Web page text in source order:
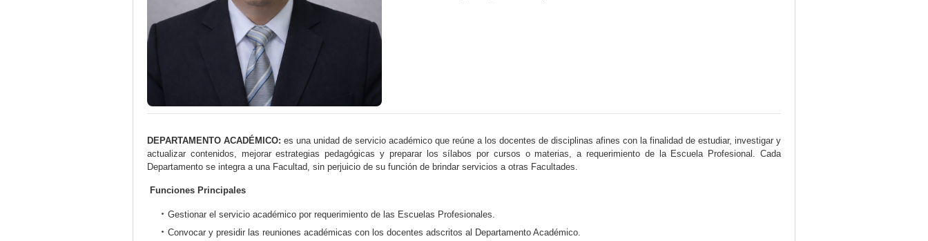
DEPARTAMENTO ACADÉMICO: es una unidad de servicio académico que reúne a los docentes de disciplinas afines con la finalidad de estudiar, investigar y
actualizar contenidos, mejorar estrategias pedagógicas y preparar los sílabos por cursos o materias, a requerimiento de la Escuela Profesional. Cada
Departamento se integra a una Facultad, sin perjuicio de su función de brindar servicios a otras Facultades.
Funciones Principales
Gestionar el servicio académico por requerimiento de las Escuelas Profesionales.
Convocar y presidir las reuniones académicas con los docentes adscritos al Departamento Académico.